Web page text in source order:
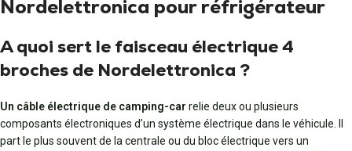
Nordelettronica pour réfrigérateur
A quoi sert le faisceau électrique 4
broches de Nordelettronica ?
Un câble électrique de camping-car relie deux ou plusieurs
composants électroniques d’un système électrique dans le véhicule. Il
part le plus souvent de la centrale ou du bloc électrique vers un